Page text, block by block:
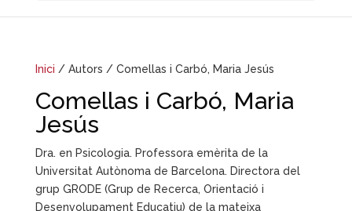
Inici / Autors / Comellas i Carbó, Maria Jesús
Comellas i Carbó, Maria
Jesús
Dra. en Psicologia. Professora emèrita de la
Universitat Autònoma de Barcelona. Directora del
grup GRODE (Grup de Recerca, Orientació i
Desenvolupament Educatiu) de la mateixa